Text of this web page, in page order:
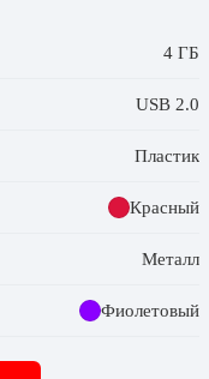
4 ГБ
USB 2.0
Пластик
Красный
Металл
Фиолетовый